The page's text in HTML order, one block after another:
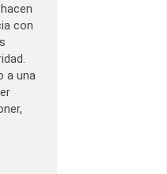
con
a una